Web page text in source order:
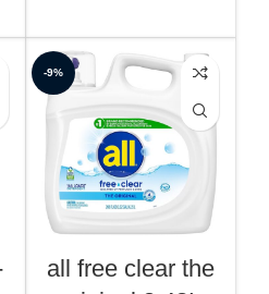
-9%
all free clear the